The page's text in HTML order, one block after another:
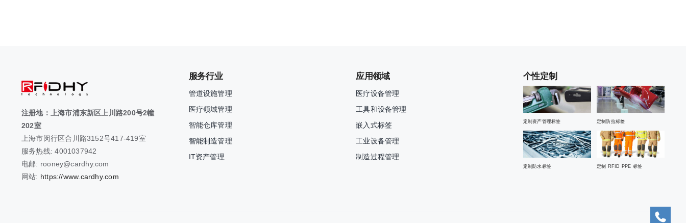
注册地：上海市浦东新区上川路200号2幢
202室
上海市闵行区合川路3152号417-419室
服务热线: 4001037942
电邮: rooney@cardhy.com
网站: https://www.cardhy.com
服务行业
管道设施管理
医疗领域管理
智能仓库管理
智能制造管理
IT资产管理
应用领域
医疗设备管理
工具和设备管理
嵌入式标签
工业设备管理
制造过程管理
个性定制
定制资产管理标签
定制防水标签
定制防拉标签
定制 RFID PPE 标签